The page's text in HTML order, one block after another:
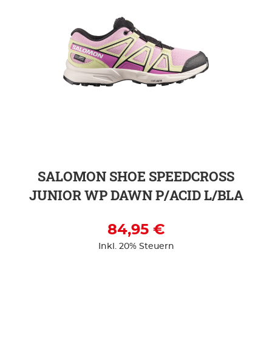
SALOMON SHOE SPEEDCROSS
JUNIOR WP DAWN P/ACID L/BLA
84,95 €
Inkl. 20% Steuern